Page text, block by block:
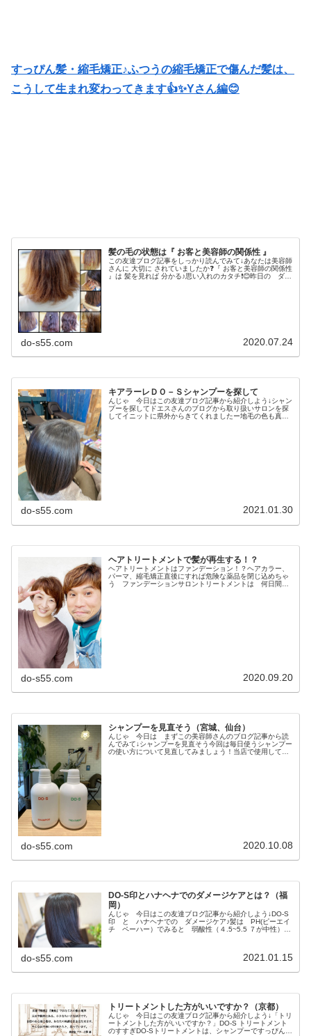
すっぴん髪・縮毛矯正♪ふつうの縮毛矯正で傷んだ髪は、
こうして生まれ変わってきます👍✨Yさん編😊
髪の毛の状態は『 お客と美容師の関係性 』
この友達ブログ記事をしっかり読んでみて↓あなたは美容師
さんに 大切に されていましたか❓『 お客と美容師の関係性
』は 髪を見れば 分かる♪思い入れのカタチ❗️😊昨日の ダメ
do-s55.com 2020.07.24
キアラーレＤＯ－Ｓシャンプーを探して
んじゃ 今日はこの友達ブログ記事から紹介しよう↓シャン
プーを探してドエスさんのブログから取り扱いサロンを探
してイニットに県外からきてくれましたー地毛の色も真っ
do-s55.com 2021.01.30
ヘアトリートメントで髪が再生する！？
ヘアトリートメントはファンデーション！？ヘアカラー、
パーマ、縮毛矯正直後にすれば危険な薬品を閉じ込めちゃ
う ファンデーションサロントリートメントは 何日間も
do-s55.com 2020.09.20
シャンプーを見直そう（宮城、仙台）
んじゃ 今日は まずこの美容師さんのブログ記事から読
んでみて↓シャンプーを見直そう今回は毎日使うシャンプー
の使い方について見直してみましょう！当店で使用してい
do-s55.com 2020.10.08
DO-S印とハナヘナでのダメージケアとは？（福
岡）
んじゃ 今日はこの友達ブログ記事から紹介しよう↓DO-S
印 と ハナヘナでの ダメージケア♪髪は PH(ピーエイ
チ ペーハー）でみると 弱酸性（４.5~5.5 ７が中性）の
do-s55.com 2021.01.15
トリートメントした方がいいですか？（京都）
んじゃ 今日はこの友達ブログ記事から紹介しよう↓「トリ
ートメントした方がいいですか？」DO-S トリートメント
のすすぎDO-Sトリートメントは、シャンプーですっぴん